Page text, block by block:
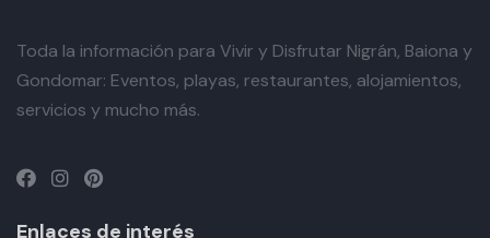
Toda la información para Vivir y Disfrutar Nigrán, Baiona y
Gondomar: Eventos, playas, restaurantes, alojamientos,
servicios y mucho más.
Enlaces de interés